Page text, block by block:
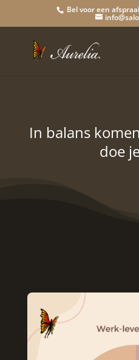
Bel voor een
In balans
doe